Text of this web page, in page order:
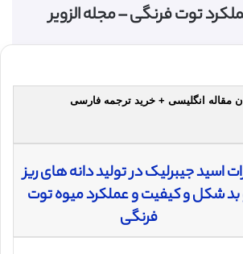
توت فرنگی – مجله الزویر
مقاله انگلیسی + خرید ترجمه فارسی
اسید جیبرلیک در تولید دانه های ریز
بد شکل و کیفیت و عملکرد میوه توت
فرنگی